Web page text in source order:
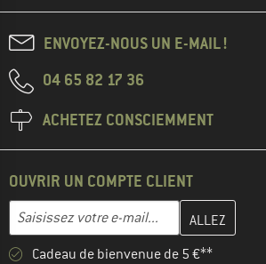
ENVOYEZ-NOUS UN E-MAIL !
04 65 82 17 36
ACHETEZ CONSCIEMMENT
OUVRIR UN COMPTE CLIENT
Adresse e-mail
Entrez votre adresse e-mail ici et créez
Cadeau de bienvenue de 5 €**